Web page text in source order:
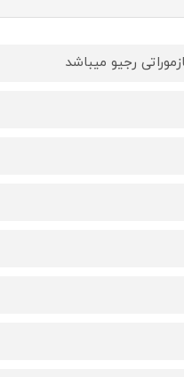
رجيو ميباشد